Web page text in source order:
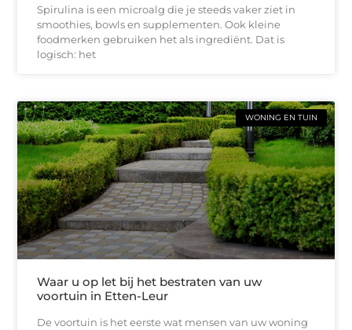
Spirulina is een microalg die je steeds vaker ziet in
smoothies, bowls en supplementen. Ook kleine
foodmerken gebruiken het als ingrediënt. Dat is
logisch: het
WONING EN TUIN
Waar u op let bij het bestraten van uw
voortuin in Etten-Leur
De voortuin is het eerste wat mensen van uw woning